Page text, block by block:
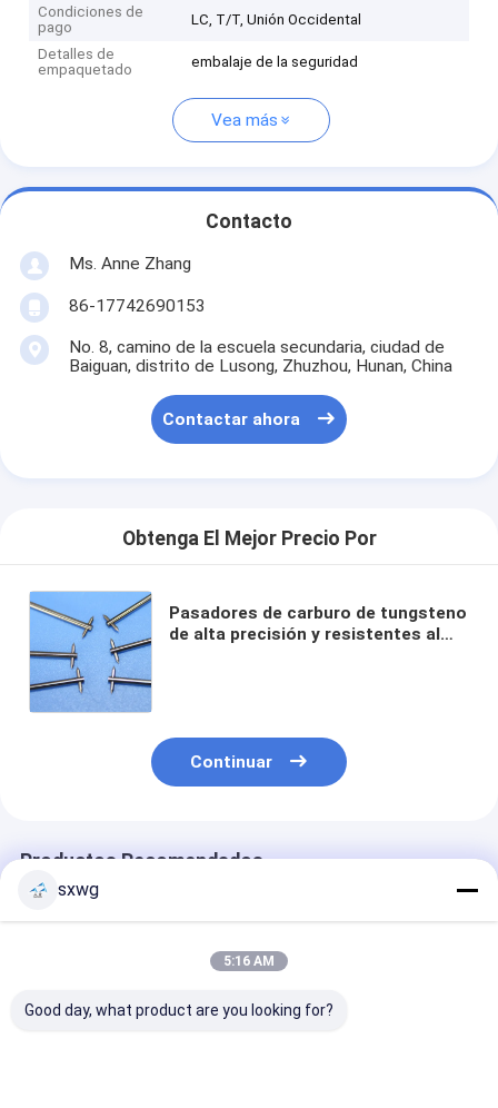
Condiciones de
pago
LC, T/T, Unión Occidental
Detalles de
empaquetado
embalaje de la seguridad
Vea más
Contacto
Ms. Anne Zhang
86-17742690153
No. 8, camino de la escuela secundaria, ciudad de
Baiguan, distrito de Lusong, Zhuzhou, Hunan, China
Contactar ahora
Obtenga El Mejor Precio Por
Pasadores de carburo de tungsteno
de alta precisión y resistentes al
Continuar
Productos Recomendados
sxwg
5:16 AM
Good day, what product are you looking for?